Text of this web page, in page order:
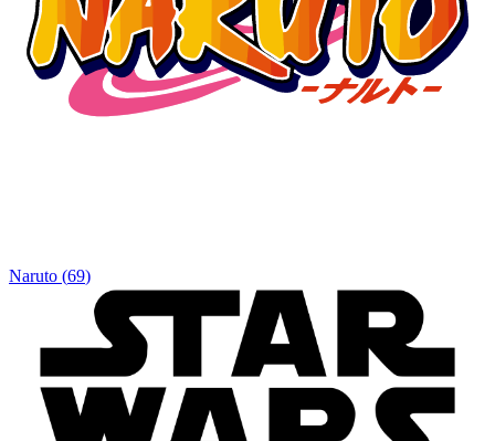
Naruto (69)